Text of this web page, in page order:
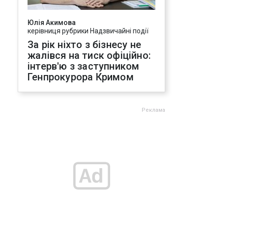
Юлія Акимова
керівниця рубрики Надзвичайні події
За рік ніхто з бізнесу не
жалівся на тиск офіційно:
інтерв'ю з заступником
Генпрокурора Кримом